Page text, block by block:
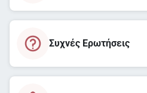
Συχνές Ερωτήσεις